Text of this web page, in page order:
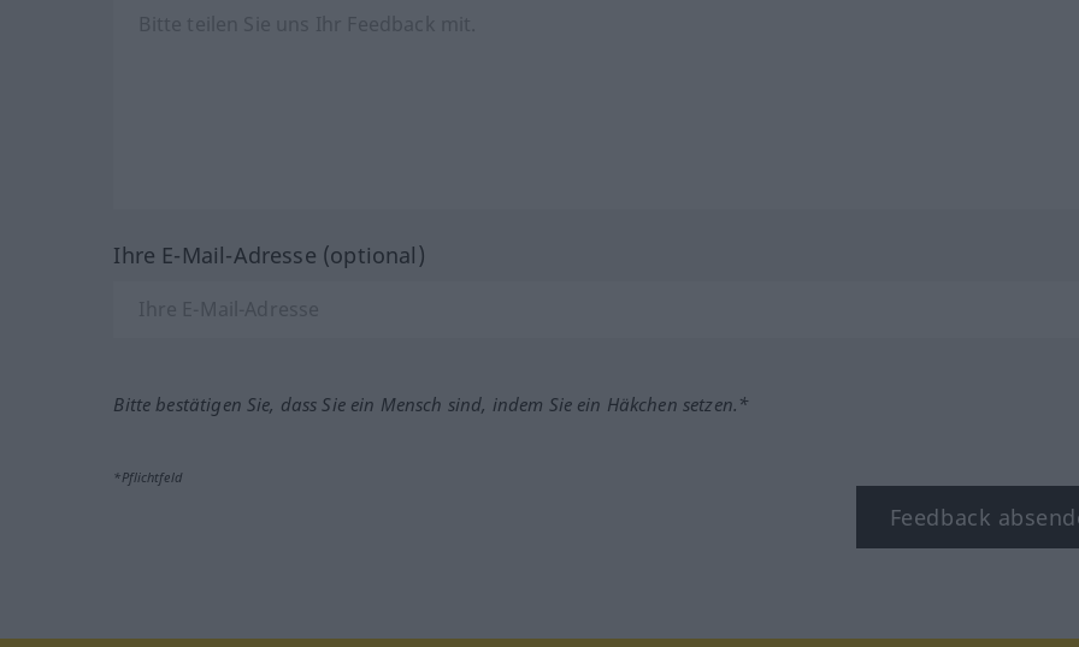
Ihre E-Mail-Adresse (optional)
Bitte bestätigen Sie, dass Sie ein Mensch sind, indem Sie ein Häkchen setzen.*
*Pflichtfeld
Feedback